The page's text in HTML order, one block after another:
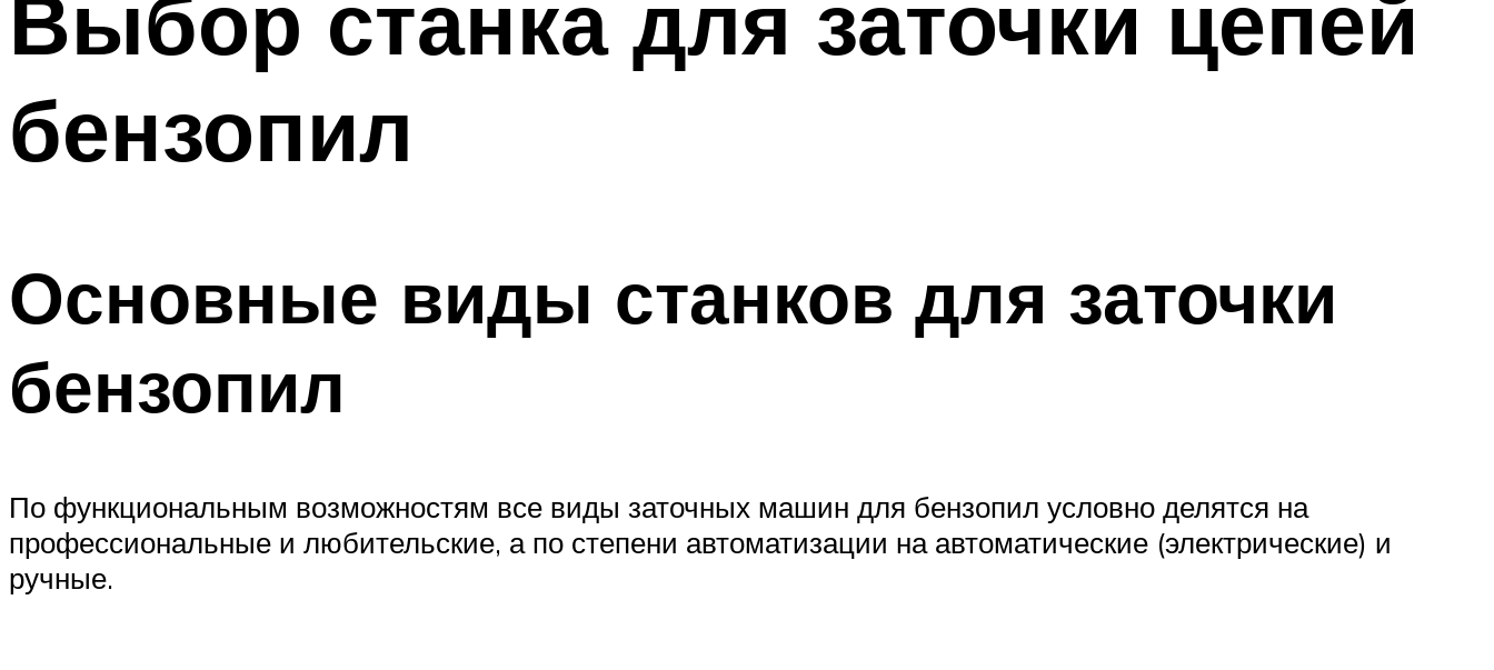
Выбор станка для заточки цепей
бензопил
Основные виды станков для заточки
бензопил
По функциональным возможностям все виды заточных машин для бензопил условно делятся на
профессиональные и любительские, а по степени автоматизации на автоматические (электрические) и
ручные.